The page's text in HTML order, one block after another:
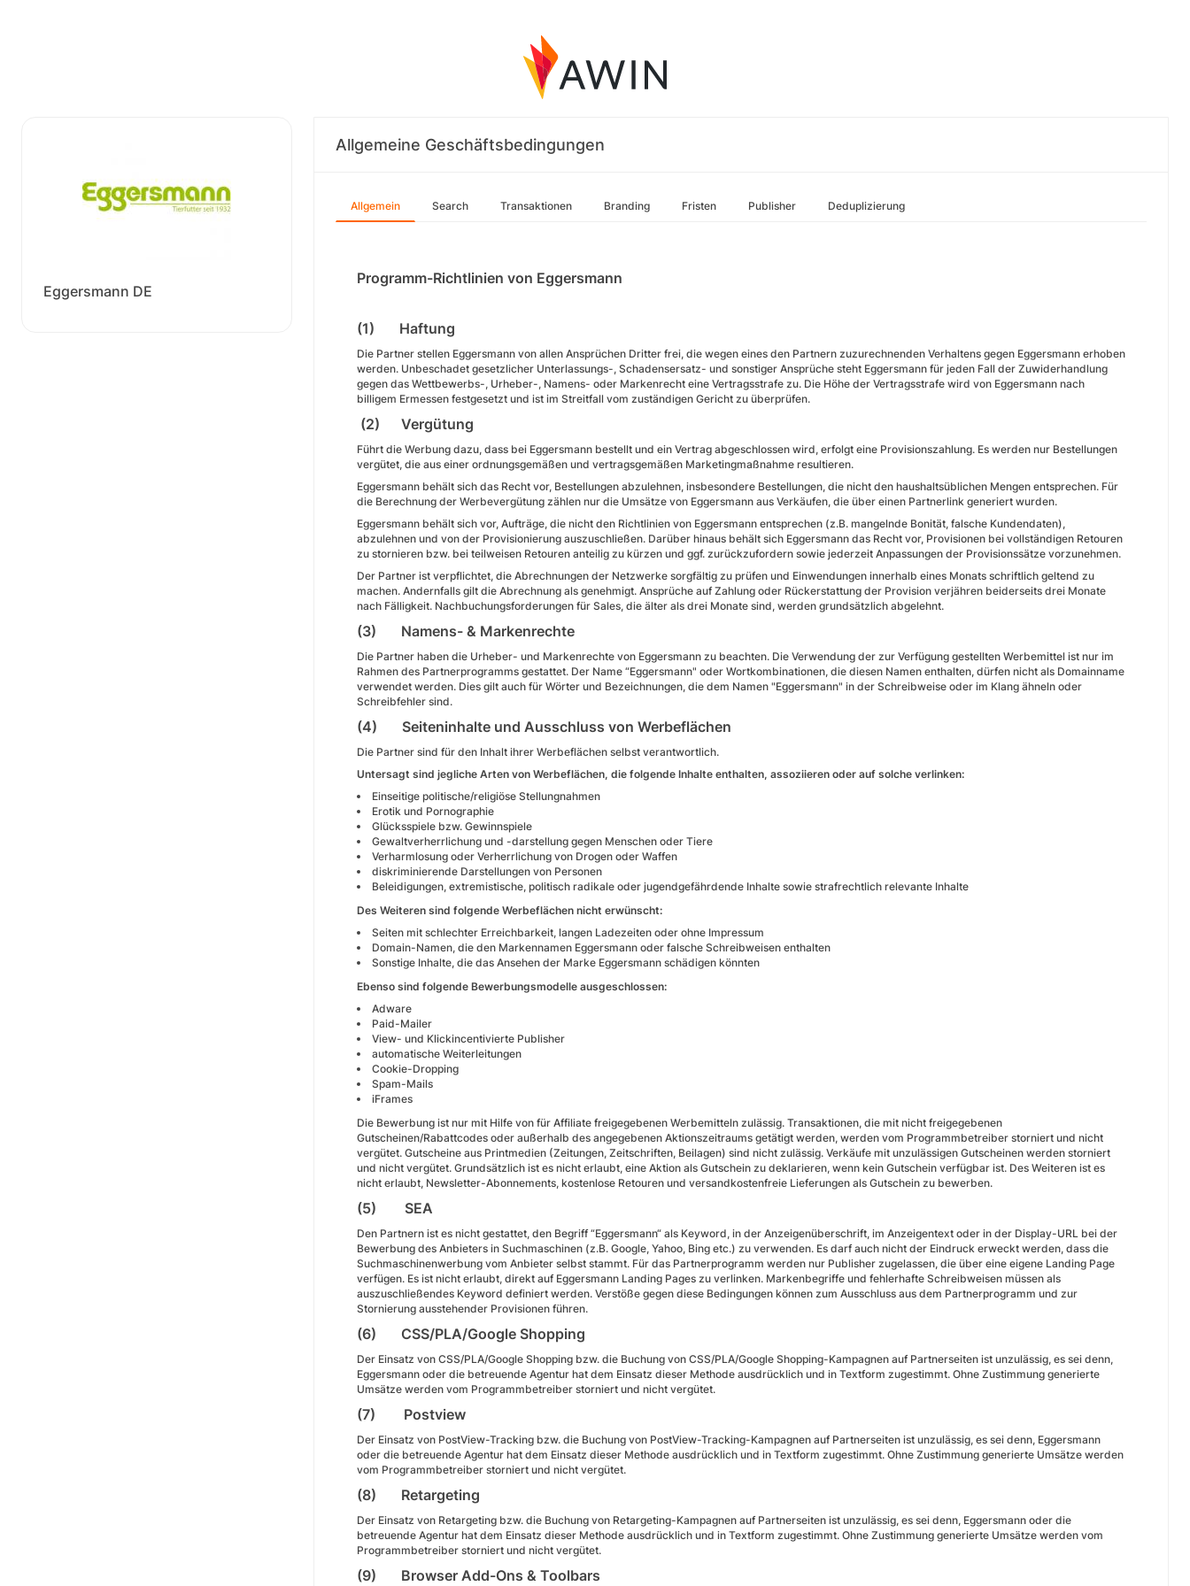
Eggersmann DE
Allgemeine Geschäftsbedingungen
Allgemein Search Transaktionen Branding Fristen Publisher Deduplizierung
Programm-Richtlinien von Eggersmann
(1) Haftung
Die Partner stellen Eggersmann von allen Ansprüchen Dritter frei, die wegen eines den Partnern zuzurechnenden Verhaltens gegen Eggersmann erhoben
werden. Unbeschadet gesetzlicher Unterlassungs-, Schadensersatz- und sonstiger Ansprüche steht Eggersmann für jeden Fall der Zuwiderhandlung
gegen das Wettbewerbs-, Urheber-, Namens- oder Markenrecht eine Vertragsstrafe zu. Die Höhe der Vertragsstrafe wird von Eggersmann nach
billigem Ermessen festgesetzt und ist im Streitfall vom zuständigen Gericht zu überprüfen.
(2) Vergütung
Führt die Werbung dazu, dass bei Eggersmann bestellt und ein Vertrag abgeschlossen wird, erfolgt eine Provisionszahlung. Es werden nur Bestellungen
vergütet, die aus einer ordnungsgemäßen und vertragsgemäßen Marketingmaßnahme resultieren.
Eggersmann behält sich das Recht vor, Bestellungen abzulehnen, insbesondere Bestellungen, die nicht den haushaltsüblichen Mengen entsprechen. Für
die Berechnung der Werbevergütung zählen nur die Umsätze von Eggersmann aus Verkäufen, die über einen Partnerlink generiert wurden.
Eggersmann behält sich vor, Aufträge, die nicht den Richtlinien von Eggersmann entsprechen (z.B. mangelnde Bonität, falsche Kundendaten),
abzulehnen und von der Provisionierung auszuschließen. Darüber hinaus behält sich Eggersmann das Recht vor, Provisionen bei vollständigen Retouren
zu stornieren bzw. bei teilweisen Retouren anteilig zu kürzen und ggf. zurückzufordern sowie jederzeit Anpassungen der Provisionssätze vorzunehmen.
Der Partner ist verpflichtet, die Abrechnungen der Netzwerke sorgfältig zu prüfen und Einwendungen innerhalb eines Monats schriftlich geltend zu
machen. Andernfalls gilt die Abrechnung als genehmigt. Ansprüche auf Zahlung oder Rückerstattung der Provision verjähren beiderseits drei Monate
nach Fälligkeit. Nachbuchungsforderungen für Sales, die älter als drei Monate sind, werden grundsätzlich abgelehnt.
(3) Namens- & Markenrechte
Die Partner haben die Urheber- und Markenrechte von Eggersmann zu beachten. Die Verwendung der zur Verfügung gestellten Werbemittel ist nur im
Rahmen des Partnerprogramms gestattet. Der Name “Eggersmann" oder Wortkombinationen, die diesen Namen enthalten, dürfen nicht als Domainname
verwendet werden. Dies gilt auch für Wörter und Bezeichnungen, die dem Namen "Eggersmann" in der Schreibweise oder im Klang ähneln oder
Schreibfehler sind.
(4) Seiteninhalte und Ausschluss von Werbeflächen
Die Partner sind für den Inhalt ihrer Werbeflächen selbst verantwortlich.
Untersagt sind jegliche Arten von Werbeflächen, die folgende Inhalte enthalten, assoziieren oder auf solche verlinken:
Einseitige politische/religiöse Stellungnahmen
Erotik und Pornographie
Glücksspiele bzw. Gewinnspiele
Gewaltverherrlichung und -darstellung gegen Menschen oder Tiere
Verharmlosung oder Verherrlichung von Drogen oder Waffen
diskriminierende Darstellungen von Personen
Beleidigungen, extremistische, politisch radikale oder jugendgefährdende Inhalte sowie strafrechtlich relevante Inhalte
Des Weiteren sind folgende Werbeflächen nicht erwünscht:
Seiten mit schlechter Erreichbarkeit, langen Ladezeiten oder ohne Impressum
Domain-Namen, die den Markennamen Eggersmann oder falsche Schreibweisen enthalten
Sonstige Inhalte, die das Ansehen der Marke Eggersmann schädigen könnten
Ebenso sind folgende Bewerbungsmodelle ausgeschlossen:
Adware
Paid-Mailer
View- und Klickincentivierte Publisher
automatische Weiterleitungen
Cookie-Dropping
Spam-Mails
iFrames
Die Bewerbung ist nur mit Hilfe von für Affiliate freigegebenen Werbemitteln zulässig. Transaktionen, die mit nicht freigegebenen
Gutscheinen/Rabattcodes oder außerhalb des angegebenen Aktionszeitraums getätigt werden, werden vom Programmbetreiber storniert und nicht
vergütet. Gutscheine aus Printmedien (Zeitungen, Zeitschriften, Beilagen) sind nicht zulässig. Verkäufe mit unzulässigen Gutscheinen werden storniert
und nicht vergütet. Grundsätzlich ist es nicht erlaubt, eine Aktion als Gutschein zu deklarieren, wenn kein Gutschein verfügbar ist. Des Weiteren ist es
nicht erlaubt, Newsletter-Abonnements, kostenlose Retouren und versandkostenfreie Lieferungen als Gutschein zu bewerben.
(5) SEA
Den Partnern ist es nicht gestattet, den Begriff “Eggersmann“ als Keyword, in der Anzeigenüberschrift, im Anzeigentext oder in der Display-URL bei der
Bewerbung des Anbieters in Suchmaschinen (z.B. Google, Yahoo, Bing etc.) zu verwenden. Es darf auch nicht der Eindruck erweckt werden, dass die
Suchmaschinenwerbung vom Anbieter selbst stammt. Für das Partnerprogramm werden nur Publisher zugelassen, die über eine eigene Landing Page
verfügen. Es ist nicht erlaubt, direkt auf Eggersmann Landing Pages zu verlinken. Markenbegriffe und fehlerhafte Schreibweisen müssen als
auszuschließendes Keyword definiert werden. Verstöße gegen diese Bedingungen können zum Ausschluss aus dem Partnerprogramm und zur
Stornierung ausstehender Provisionen führen.
(6) CSS/PLA/Google Shopping
Der Einsatz von CSS/PLA/Google Shopping bzw. die Buchung von CSS/PLA/Google Shopping-Kampagnen auf Partnerseiten ist unzulässig, es sei denn,
Eggersmann oder die betreuende Agentur hat dem Einsatz dieser Methode ausdrücklich und in Textform zugestimmt. Ohne Zustimmung generierte
Umsätze werden vom Programmbetreiber storniert und nicht vergütet.
(7) Postview
Der Einsatz von PostView-Tracking bzw. die Buchung von PostView-Tracking-Kampagnen auf Partnerseiten ist unzulässig, es sei denn, Eggersmann
oder die betreuende Agentur hat dem Einsatz dieser Methode ausdrücklich und in Textform zugestimmt. Ohne Zustimmung generierte Umsätze werden
vom Programmbetreiber storniert und nicht vergütet.
(8) Retargeting
Der Einsatz von Retargeting bzw. die Buchung von Retargeting-Kampagnen auf Partnerseiten ist unzulässig, es sei denn, Eggersmann oder die
betreuende Agentur hat dem Einsatz dieser Methode ausdrücklich und in Textform zugestimmt. Ohne Zustimmung generierte Umsätze werden vom
Programmbetreiber storniert und nicht vergütet.
(9) Browser Add-Ons & Toolbars